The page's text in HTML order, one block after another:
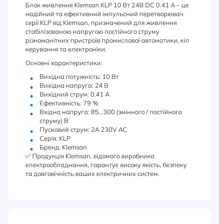
Блок живлення Klemsan KLP 10 Вт 24В DC 0.41 А – це
надійний та ефективний імпульсний перетворювач
серії KLP від Klemsan, призначений для живлення
стабілізованою напругою постійного струму
різноманітних пристроїв промислової автоматики, кіл
керування та електроніки.
Основні характеристики:
Вихідна потужність: 10 Вт
Вихідна напруга: 24 В
Вихідний струм: 0.41 А
Ефективність: 79 %
Вхідна напруга: 85...300 (змінного / постійного
струму) В
Пусковий струм: 2A 230V AC
Серія: KLP
Бренд: Klemsan
✅ Продукція Klemsan, відомого виробника
електрообладнання, гарантує високу якість, безпеку
та довговічність ваших електричних систем.